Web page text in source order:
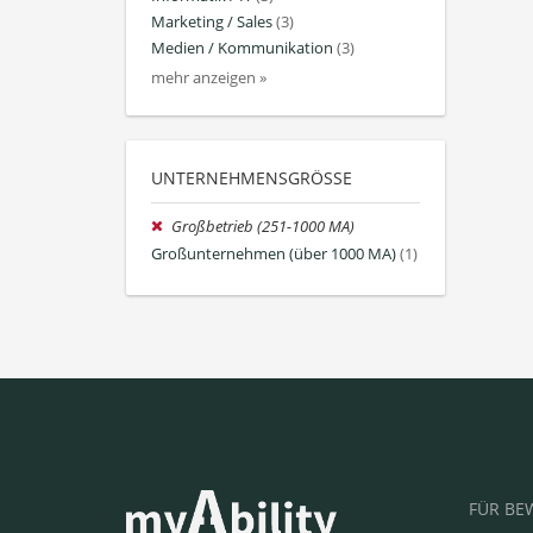
Marketing / Sales(3)
Medien / Kommunikation (3)
mehr anzeigen »
UNTERNEHMENSGRÖSSE
Großbetrieb (251-1000 MA)
Großunternehmen (über 1000 MA)(1)
FÜR